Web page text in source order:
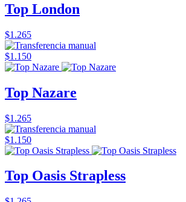
Top London
$1.265
$1.150
Top Nazare
$1.265
$1.150
Top Oasis Strapless